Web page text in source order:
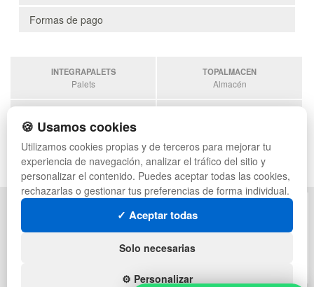
Formas de pago
INTEGRAPALETS
Palets
TOPALMACEN
Almacén
Sobrantes
ESTANTERIASKIT
Estanterias
POLÍTICA DE PRIVACIDAD
MAPA WEB
🍪 Usamos cookies
Utilizamos cookies propias y de terceros para mejorar tu
experiencia de navegación, analizar el tráfico del sitio y
personalizar el contenido. Puedes aceptar todas las cookies,
rechazarlas o gestionar tus preferencias de forma individual.
✓ Aceptar todas
Solo necesarias
⚙️ Personalizar